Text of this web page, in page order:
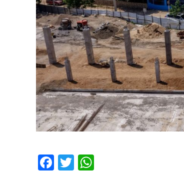
Facebook
Twitter